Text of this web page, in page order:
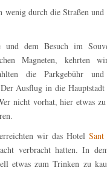
wenig durch die Straßen und
und dem Besuch im
Magneten, kehrten
die Parkgebühr
Der Ausflug in die
nicht vorhat, hier etwas
wir das Hotel
verbracht hatten. In
etwas zum Trinken zu